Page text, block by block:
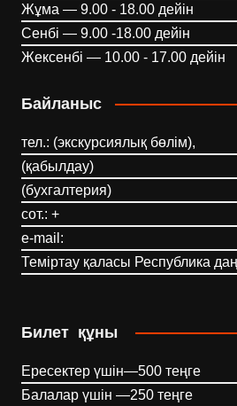
Жұма — 9.00 - 18.00 дейін
Сенбі — 9.00 -18.00 дейін
Жексенбі — 10.00 - 17.00 дейін
Байланыс
тел.: (экскурсиялық бөлім),
(қабылдау)
(бухгалтерия)
сот.: +
e-mail:
Теміртау қаласы Республика
Билет құны
Ересектер үшін—500 теңге
Балалар үшін —250 теңге